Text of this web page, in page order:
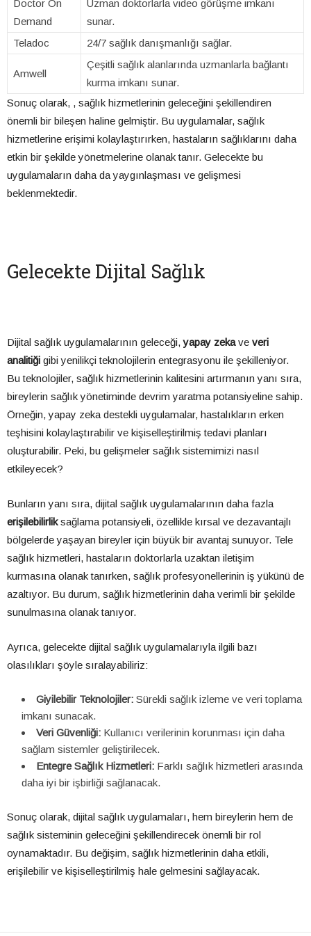
Doctor On
Demand
Uzman doktorlarla video görüşme imkanı
sunar.
Teladoc
24/7 sağlık danışmanlığı sağlar.
Amwell
Çeşitli sağlık alanlarında uzmanlarla bağlantı
kurma imkanı sunar.
Sonuç olarak, , sağlık hizmetlerinin geleceğini şekillendiren
önemli bir bileşen haline gelmiştir. Bu uygulamalar, sağlık
hizmetlerine erişimi kolaylaştırırken, hastaların sağlıklarını daha
etkin bir şekilde yönetmelerine olanak tanır. Gelecekte bu
uygulamaların daha da yaygınlaşması ve gelişmesi
beklenmektedir.
Gelecekte Dijital Sağlık
Dijital sağlık uygulamalarının geleceği,yapay zekave veri
analitiği gibi yenilikçi teknolojilerin entegrasyonu ile şekilleniyor.
Bu teknolojiler, sağlık hizmetlerinin kalitesini artırmanın yanı sıra,
bireylerin sağlık yönetiminde devrim yaratma potansiyeline sahip.
Örneğin, yapay zeka destekli uygulamalar, hastalıkların erken
teşhisini kolaylaştırabilir ve kişiselleştirilmiş tedavi planları
oluşturabilir. Peki, bu gelişmeler sağlık sistemimizi nasıl
etkileyecek?
Bunların yanı sıra, dijital sağlık uygulamalarının daha fazla
erişilebilirliksağlama potansiyeli, özellikle kırsal ve dezavantajlı
bölgelerde yaşayan bireyler için büyük bir avantaj sunuyor. Tele
sağlık hizmetleri, hastaların doktorlarla uzaktan iletişim
kurmasına olanak tanırken, sağlık profesyonellerinin iş yükünü de
azaltıyor. Bu durum, sağlık hizmetlerinin daha verimli bir şekilde
sunulmasına olanak tanıyor.
Ayrıca, gelecekte dijital sağlık uygulamalarıyla ilgili bazı
olasılıkları şöyle sıralayabiliriz:
Giyilebilir Teknolojiler: Sürekli sağlık izleme ve veri toplama
imkanı sunacak.
Veri Güvenliği: Kullanıcı verilerinin korunması için daha
sağlam sistemler geliştirilecek.
Entegre Sağlık Hizmetleri: Farklı sağlık hizmetleri arasında
daha iyi bir işbirliği sağlanacak.
Sonuç olarak, dijital sağlık uygulamaları, hem bireylerin hem de
sağlık sisteminin geleceğini şekillendirecek önemli bir rol
oynamaktadır. Bu değişim, sağlık hizmetlerinin daha etkili,
erişilebilir ve kişiselleştirilmiş hale gelmesini sağlayacak.